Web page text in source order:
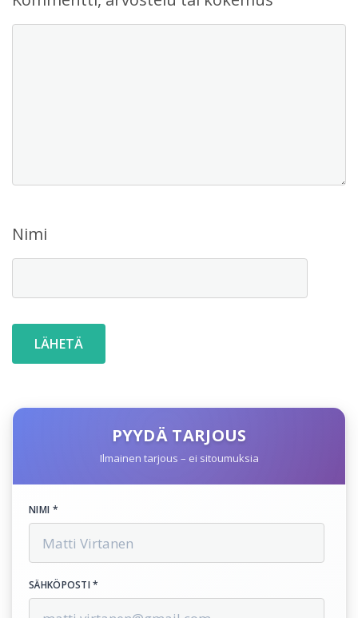
Nimi
PYYDÄ TARJOUS
Ilmainen tarjous – ei sitoumuksia
NIMI *
SÄHKÖPOSTI *